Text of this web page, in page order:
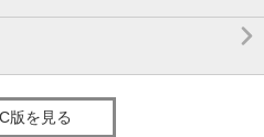

版を見る